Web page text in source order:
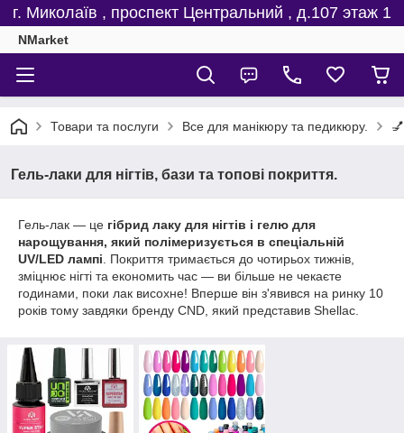
г. Миколаїв , проспект Центральний , д.107 этаж 1
NMarket
Товари та послуги Все для манікюру та педикюру.
Гель-лаки для нігтів, бази та топові покриття.
Гель-лак — це гібрид лаку для нігтів і гелю для
нарощування, який полімеризується в спеціальній
UV/LED лампі . Покриття тримається до чотирьох тижнів,
зміцнює нігті та економить час — ви більше не чекаєте
годинами, поки лак висохне! Вперше він з'явився на ринку 10
років тому завдяки бренду CND, який представив Shellac.